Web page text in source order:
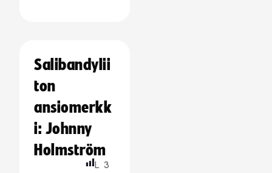
Salibandylii
ton
ansiomerkk
i: Johnny
Holmström
L 3